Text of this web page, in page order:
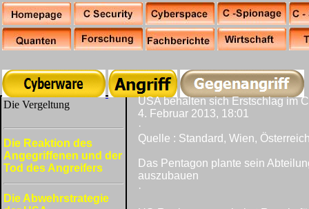
Die Vergeltung
Die Reaktion des
Angegriffenen und der
Tod des Angreifers
Die Abwehrstrategie
USA behalten sich Erstschlag im
4. Februar 2013, 18:01
·
Quelle : Standard, Wien,
Das Pentagon plante sein
auszubauen
·